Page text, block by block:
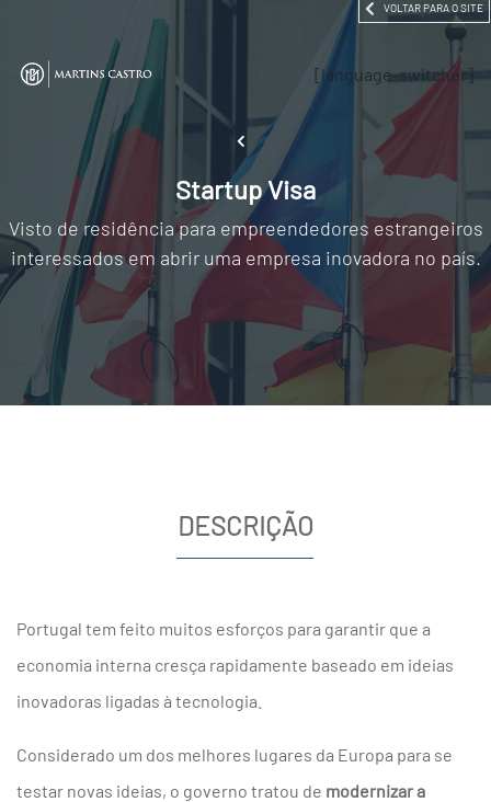
VOLTAR PARA O SITE
[language-switcher]
Startup Visa
Visto de residência para empreendedores estrangeiros
interessados em abrir uma empresa inovadora no país.
DESCRIÇÃO
Portugal tem feito muitos esforços para garantir que a
economia interna cresça rapidamente baseado em ideias
inovadoras ligadas à tecnologia.
Considerado um dos melhores lugares da Europa para se
testar novas ideias, o governo tratou de modernizar a